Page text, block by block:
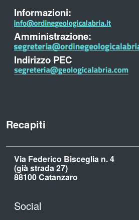
Informazioni:
Amministrazione:
Indirizzo PEC
Recapiti
Via Federico Bisceglia n. 4
(già strada 27)
88100 Catanzaro
Social